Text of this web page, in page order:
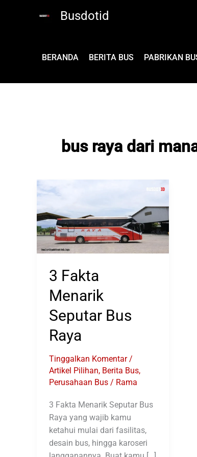
Busdotid
BERANDA BERITA BUS PABRIKAN
bus raya dari
3 Fakta
Menarik
Seputar Bus
Raya
Tinggalkan Komentar /
Artikel Pilihan, Berita Bus,
Perusahaan Bus / Rama
3 Fakta Menarik Seputar Bus
Raya yang wajib kamu
ketahui mulai dari fasilitas,
desain bus, hingga karoseri